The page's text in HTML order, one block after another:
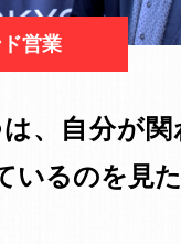
営業
、自分が関
いるのを見